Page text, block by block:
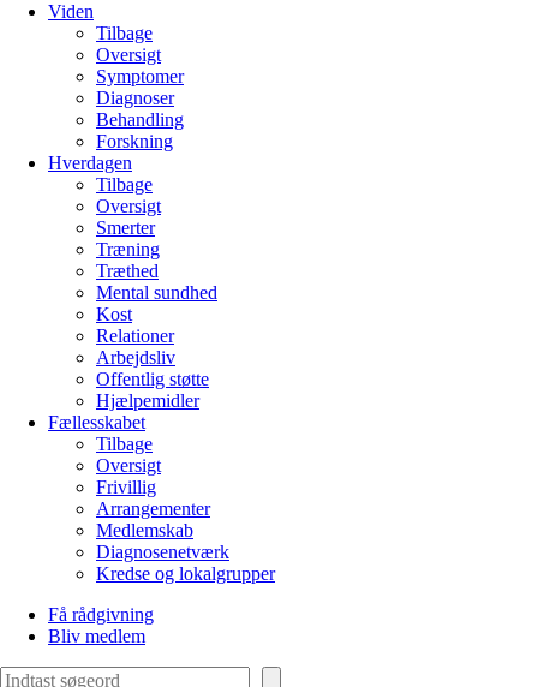
Viden
Tilbage
Oversigt
Symptomer
Diagnoser
Behandling
Forskning
Hverdagen
Tilbage
Oversigt
Smerter
Træning
Træthed
Mental sundhed
Kost
Relationer
Arbejdsliv
Offentlig støtte
Hjælpemidler
Fællesskabet
Tilbage
Oversigt
Frivillig
Arrangementer
Medlemskab
Diagnosenetværk
Kredse og lokalgrupper
Få rådgivning
Bliv medlem
Søg